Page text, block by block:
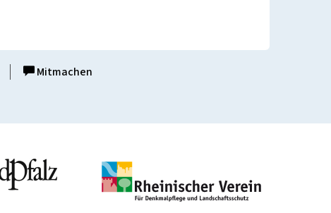
Mitmachen